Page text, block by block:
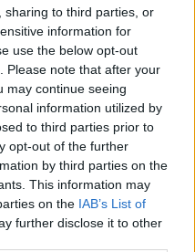
sharing to third parties, or
information for
use the below opt-out
Please note that after your
may continue seeing
information utilized by
to third parties prior to
opt-out of the further
by third parties on the
This information may
on the IAB’s List of
further disclose it to other